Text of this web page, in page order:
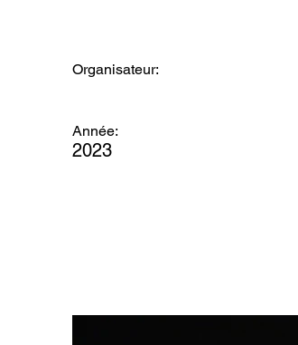
Organisateur:
Année:
2023